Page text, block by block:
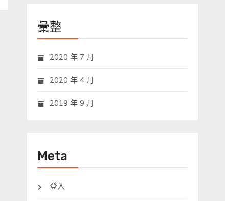
彙整
2020 年 7 月
2020 年 4 月
2019 年 9 月
Meta
登入